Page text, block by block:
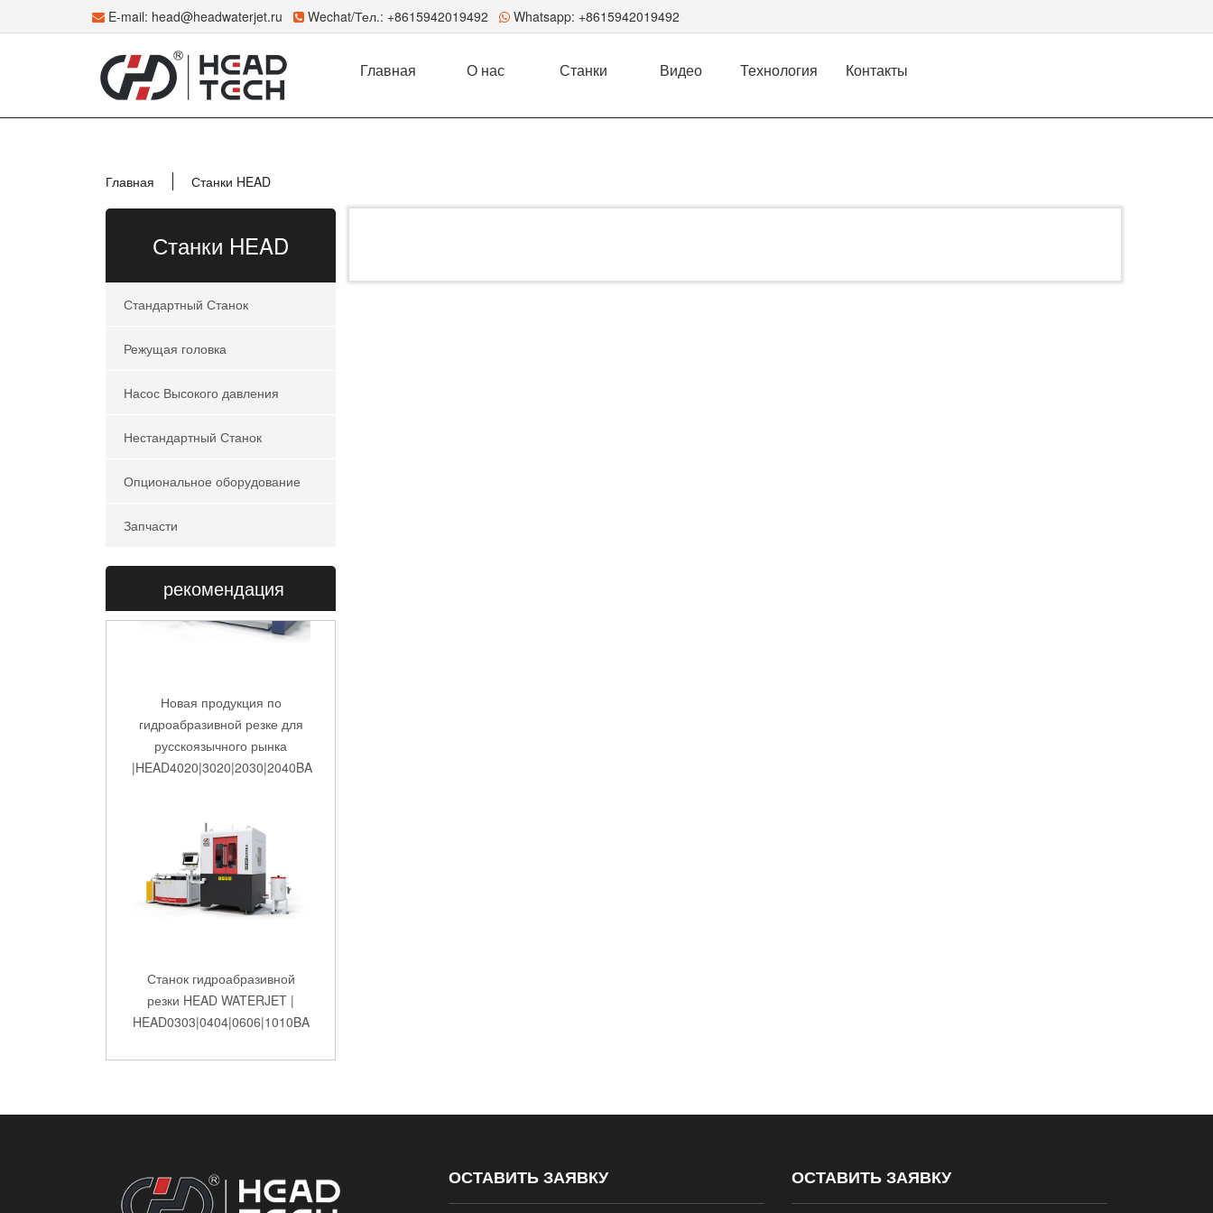
E-mail: head@headwaterjet.ru Wechat/Тел.: +8615942019492 Whatsapp: +8615942019492
Главная О нас Станки Видео Технология Контакты
Главная Станки HEAD
Станки HEAD
Стандартный Станок
Режущая головка
Насос Высокого давления
Нестандартный Станок
Опциональное оборудование
Запчасти
рекомендация
Новая продукция по
гидроабразивной резке для
|HEAD4020|3020|2030|2040BA
Станок гидроабразивной
резки HEAD WATERJET |
HEAD0303|0404|0606|1010BA
ОСТАВИТЬ ЗАЯВКУ ОСТАВИТЬ ЗАЯВКУ